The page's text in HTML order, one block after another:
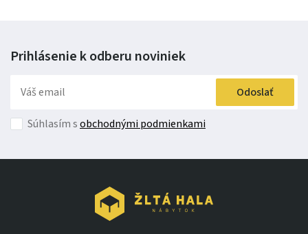
poradenstvo.
Prihlásenie k odberu noviniek
Odoslať
Súhlasím sobchodnými podmienkami